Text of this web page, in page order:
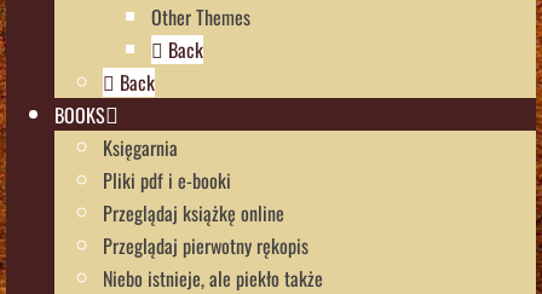
Other Themes
Back
Back
BOOKS
Księgarnia
Pliki pdf i e-booki
Przeglądaj książkę online
Przeglądaj pierwotny rękopis
Niebo istnieje, ale piekło także